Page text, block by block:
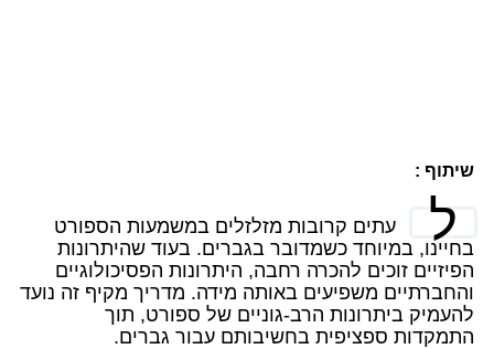
שיתוף :
ל
עתים קרובות מזלזלים במשמעות הספורט
בחיינו, במיוחד כשמדובר בגברים. בעוד שהיתרונות
הפיזיים זוכים להכרה רחבה, היתרונות הפסיכולוגיים
והחברתיים משפיעים באותה מידה. מדריך מקיף זה נועד
להעמיק ביתרונות הרב-גוניים של ספורט, תוך
התמקדות ספציפית בחשיבותם עבור גברים.